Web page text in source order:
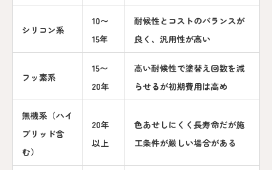
シリコン系
10〜
15年
耐候性とコストのバランスが
良く、汎用性が高い
フッ素系
15〜
20年
高い耐候性で塗替え回数を減
らせるが初期費用は高め
無機系（ハイ
ブリッド含
む）
20年
以上
色あせしにくく長寿命だが施
工条件が厳しい場合がある